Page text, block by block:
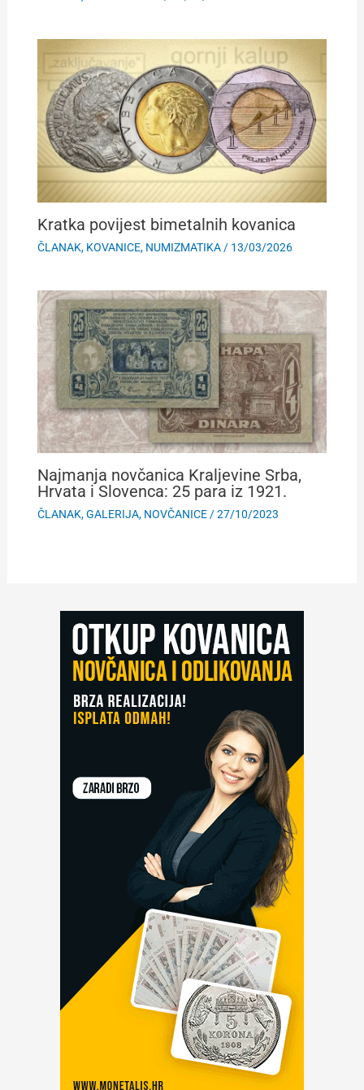
Kratka povijest bimetalnih kovanica
ČLANAK, KOVANICE, NUMIZMATIKA/ 13/03/2026
Najmanja novčanica Kraljevine Srba,
Hrvata i Slovenca: 25 para iz 1921.
ČLANAK,GALERIJA, NOVČANICE/27/10/2023